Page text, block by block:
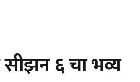
६ चा भव्य